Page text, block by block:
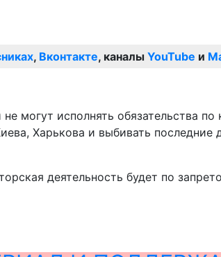
, Вконтакте, каналы YouTube и
могут исполнять обязательства
Харькова и выбивать последние
деятельность будет по